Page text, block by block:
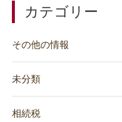
カテゴリー
その他の情報
未分類
相続税